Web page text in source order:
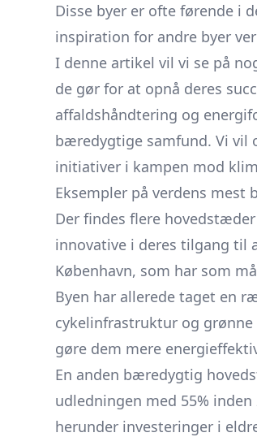
Disse byer er ofte førende i
inspiration for andre byer
I denne artikel vil vi se på
de gør for at opnå deres
affaldshåndtering og
bæredygtige samfund. Vi vil
initiativer i kampen mod
Eksempler på verdens
Der findes flere
innovative i deres tilgang til
København, som har som
Byen har allerede taget en
cykelinfrastruktur og
gøre dem mere
En anden bæredygtig
udledningen med 55%
herunder investeringer i